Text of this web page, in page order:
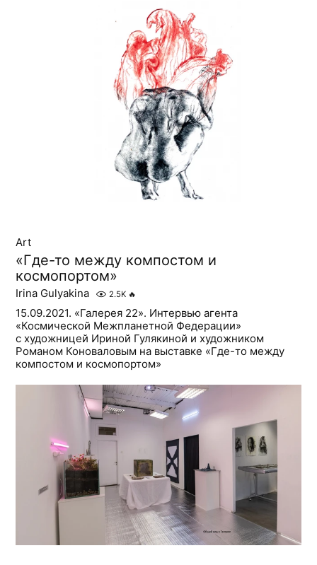
Art
«Где-то между компостом и
космопортом»
Irina Gulyakina 2.5K 🔥
15.09.2021. «Галерея 22». Интервью агента
«Космической Межпланетной Федерации»
с художницей Ириной Гулякиной и художником
Романом Коноваловым на выставке «Где-то между
компостом и космопортом»